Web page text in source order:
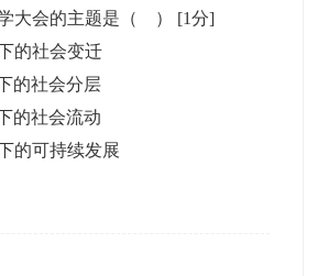
大会的主题是（ ） [1分]
的社会变迁
的社会分层
的社会流动
的可持续发展